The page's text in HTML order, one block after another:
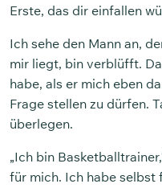
Erste, das dir einfallen
Ich sehe den Mann an,
mir liegt, bin verblüfft.
habe, als er mich eben
Frage stellen zu dürfen.
überlegen.
„Ich bin
für mich. Ich habe